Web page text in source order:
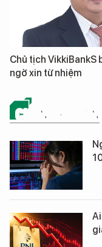
Chủ tịch VikkiBankS
ngờ xin từ nhiệm
CHỨNG KHOÁN